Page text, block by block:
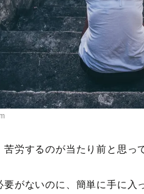
労するのが当たり前と思っ
がないのに、簡単に手に入